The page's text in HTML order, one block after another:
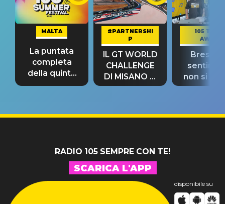
MALTA
La puntata
completa
della quinta
tappa
#PARTNERSHI
P
IL GT WORLD
CHALLENGE
DI MISANO si
riconferma
105 TAKE
AWAY
Bresh:
non si
fino alla
RADIO 105 SEMPRE CON TE!
SCARICA L'APP
disponibile su